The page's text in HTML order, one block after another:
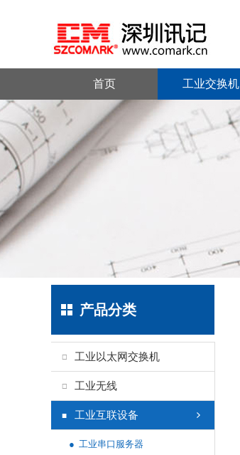
首页 工业交换机
产品分类
工业以太网交换机
工业无线
工业互联设备
● 工业串口服务器